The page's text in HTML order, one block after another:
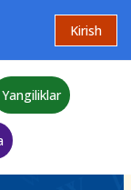
Kirish
Yangiliklar